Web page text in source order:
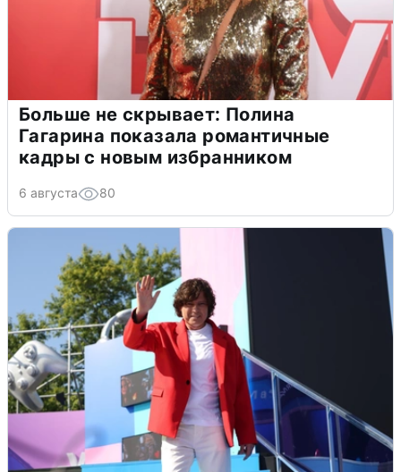
Больше не скрывает: Полина
Гагарина показала романтичные
кадры с новым избранником
6 августа 80